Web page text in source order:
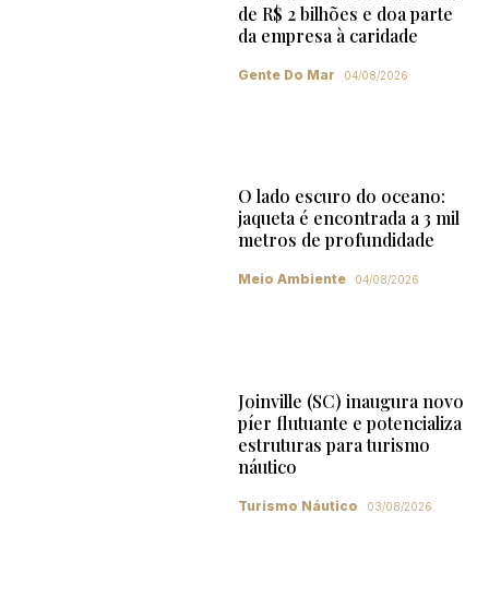
de R$ 2 bilhões e doa parte
da empresa à caridade
Gente Do Mar 04/08/2026
O lado escuro do oceano:
jaqueta é encontrada a 3 mil
metros de profundidade
Meio Ambiente 04/08/2026
Joinville (SC) inaugura novo
píer flutuante e potencializa
estruturas para turismo
náutico
Turismo Náutico 03/08/2026